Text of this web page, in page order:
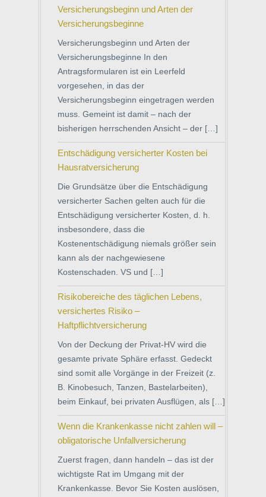
Versicherungsbeginn und Arten der
Versicherungsbeginne
Versicherungsbeginn und Arten der
Versicherungsbeginne In den
Antragsformularen ist ein Leerfeld
vorgesehen, in das der
Versicherungsbeginn eingetragen werden
muss. Gemeint ist damit – nach der
bisherigen herrschenden Ansicht – der […]
Entschädigung versicherter Kosten bei
Hausratversicherung
Die Grundsätze über die Entschädigung
versicherter Sachen gelten auch für die
Entschädigung versicherter Kosten, d. h.
insbesondere, dass die
Kostenentschädigung niemals größer sein
kann als der nachgewiesene
Kostenschaden. VS und […]
Risikobereiche des täglichen Lebens,
versichertes Risiko –
Haftpflichtversicherung
Von der Deckung der Privat-HV wird die
gesamte private Sphäre erfasst. Gedeckt
sind somit alle Vorgänge in der Freizeit (z.
B. Kinobesuch, Tanzen, Bastelarbeiten),
beim Einkauf, bei privaten Ausflügen, als […]
Wenn die Krankenkasse nicht zahlen will –
obligatorische Unfallversicherung
Zuerst fragen, dann handeln – das ist der
wichtigste Rat im Umgang mit der
Krankenkasse. Bevor Sie Kosten auslösen,